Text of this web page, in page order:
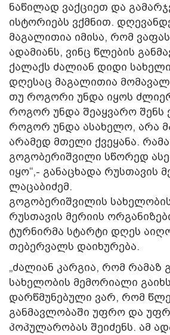
ნაწილად ვაქციეთ და
ისტორიებს ვქმნით.
მაგალითია იმისა, რომ
ადამიანს, ვინც წლების
ქალაქს ძალიან დიდი
დღესაც მაგალითია
თუ როგორი უნდა იყოს
როგორ უნდა შეაყვარო შენს
როგორ უნდა ასახელო, არა
არამედ მთელი ქვეყანა.
გოგობერიშვილი სწორედ
იყო“,- განაცხადა რუსთავის
ლაცაბიძემ.
გოგობერიშვილის
რუსთავის მერიის
ტურნირმა სტარტი დღეს
თებერვალს დაიხურება.
„ძალიან კარგია, რომ რამაზ
სახელობის მემორიალი
დარწმუნებული ვარ, რომ
განმავლობაში უფრო და
პოპულარობას შეიძენს. ამ